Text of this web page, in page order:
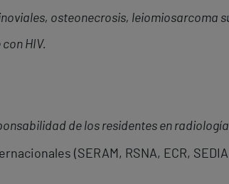
osteonecrosis, leiomiosarcoma
HIV.
de los residentes en
(SERAM, RSNA, ECR,